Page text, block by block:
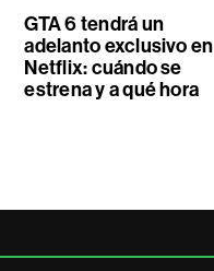
GTA 6 tendrá un
adelanto exclusivo en
Netflix: cuándo se
estrena y a qué hora